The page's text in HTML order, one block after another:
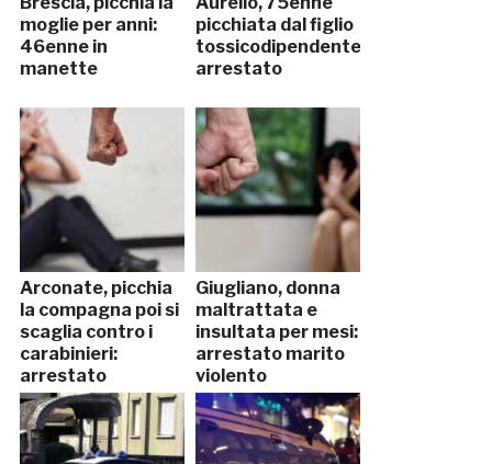
moglie per anni:
46enne in
manette
picchiata dal figlio
tossicodipendente:
arrestato
Arconate, picchia
la compagna poi si
scaglia contro i
carabinieri:
arrestato
Giugliano, donna
maltrattata e
insultata per mesi:
arrestato marito
violento